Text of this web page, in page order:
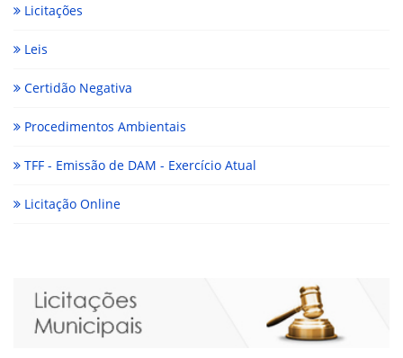
Licitações
Leis
Certidão Negativa
Procedimentos Ambientais
TFF - Emissão de DAM - Exercício Atual
Licitação Online